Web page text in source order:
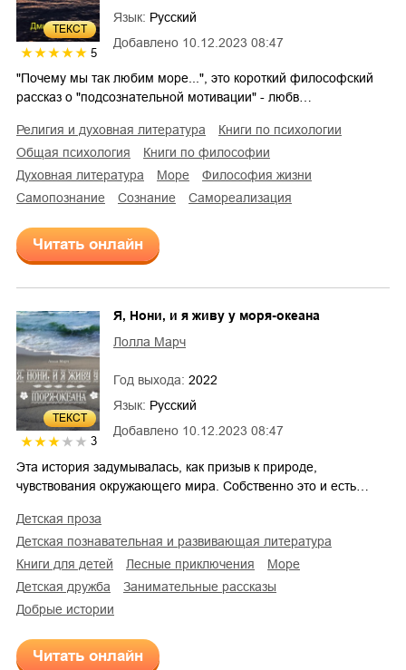
ТЕКСТ
5
Добавлено 10.12.2023 08:47
Язык: Русский
"Почему мы так любим море...", это короткий философский
рассказ о "подсознательной мотивации" - любв…
религия и духовная литература
книги по психологии
общая психология
книги по философии
духовная литература
море
философия жизни
самопознание
сознание самореализация
Читать онлайн
ТЕКСТ
3
Добавлено 10.12.2023 08:47
Я, Нони, и я живу у моря-океана
Лолла Марч
Год выхода: 2022
Язык: Русский
Эта история задумывалась, как призыв к природе,
чувствования окружающего мира. Собственно это и есть…
детская проза
детская познавательная и развивающая литература
книги для детей
лесные приключения
море
детская дружба
занимательные рассказы
добрые истории
Читать онлайн